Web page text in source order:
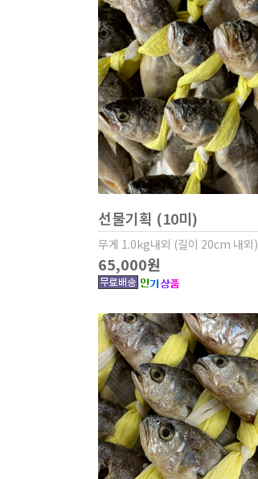
선물기획 (10미)
무게 1.0kg내외 (길이 20cm 내외)
65,000원